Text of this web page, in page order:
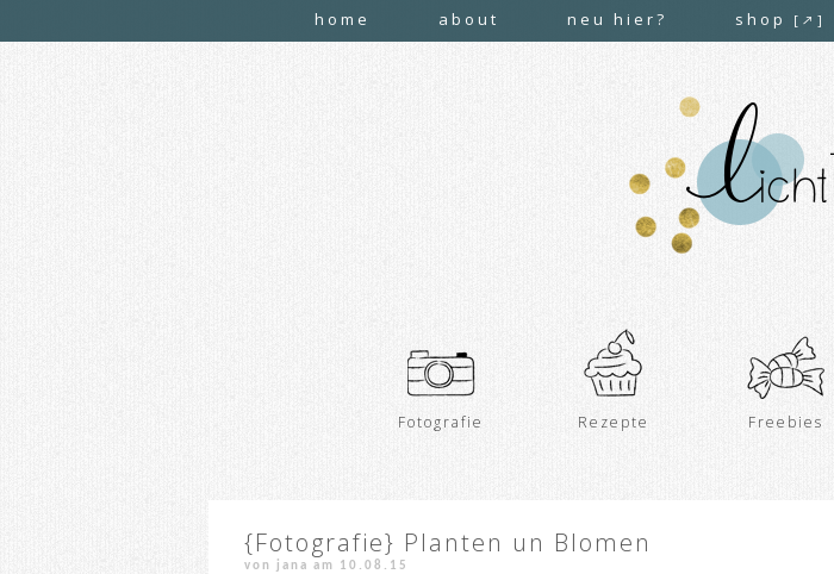
home about neu hier? shop [↗]
Fotografie Rezepte Freebies
{Fotografie} Planten un Blomen
von jana am 10.08.15